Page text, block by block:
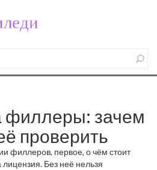
филлеры: зачем
проверить
филлеров, первое, о чём стоит
лицензия. Без неё нельзя